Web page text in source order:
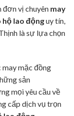
đơn vị chuyên may
hộ lao độnguy tín,
là sự lựa chọn
mặc đồng
sản
mọi yêu cầu về
cấp dịch vụ trọn